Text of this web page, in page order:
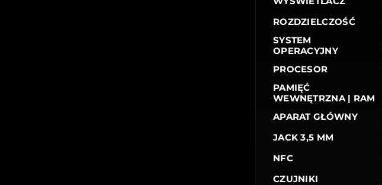
ROZDZIELCZOŚĆ
SYSTEM
OPERACYJNY
PROCESOR
PAMIĘĆ
WEWNĘTRZNA | RAM
APARAT GŁÓWNY
JACK 3,5 MM
NFC
CZUJNIKI